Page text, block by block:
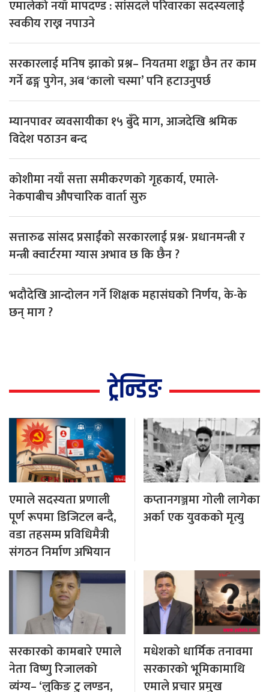
एमालेको नयाँ मापदण्ड : सांसदले परिवारका सदस्यलाई
स्वकीय राख्न नपाउने
सरकारलाई मनिष झाको प्रश्न– नियतमा शङ्का छैन तर काम
गर्ने ढङ्ग पुगेन, अब ‘कालो चस्मा’ पनि हटाउनुपर्छ
म्यानपावर व्यवसायीका १५ बुँदे माग, आजदेखि श्रमिक
विदेश पठाउन बन्द
कोशीमा नयाँ सत्ता समीकरणको गृहकार्य, एमाले-
नेकपाबीच औपचारिक वार्ता सुरु
सत्तारुढ सांसद प्रसाईंको सरकारलाई प्रश्न- प्रधानमन्त्री र
मन्त्री क्वार्टरमा ग्यास अभाव छ कि छैन ?
भदौदेखि आन्दोलन गर्ने शिक्षक महासंघको निर्णय, के-के
छन् माग ?
ट्रेन्डिङ
एमाले सदस्यता प्रणाली
पूर्ण रूपमा डिजिटल बन्दै,
वडा तहसम्म प्रविधिमैत्री
संगठन निर्माण अभियान
कप्तानगञ्जमा गोली लागेका
अर्का एक युवकको मृत्यु
सरकारको कामबारे एमाले
नेता विष्णु रिजालको
व्यंग्य– ‘लुकिङ टु लण्डन,
मधेशको धार्मिक तनावमा
सरकारको भूमिकामाथि
एमाले प्रचार प्रमुख